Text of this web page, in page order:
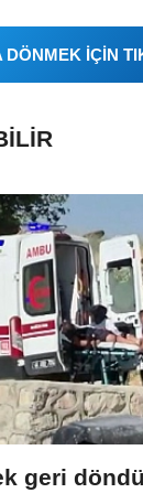
DÖNMEK İÇİN
geri